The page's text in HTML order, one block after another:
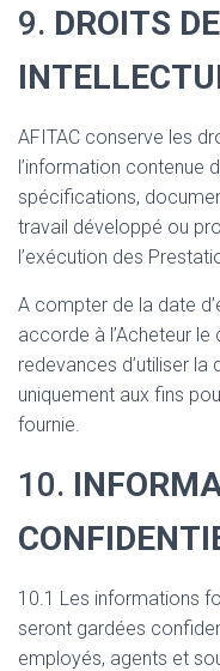
9. DROITS
AFITAC conserve les
l’information contenue
spécifications,
travail développé ou
l’exécution des
A compter de la date
accorde à l’Acheteur
redevances d’utiliser
uniquement aux fins
fournie.
10.
10.1 Les informations
seront gardées
employés, agents et